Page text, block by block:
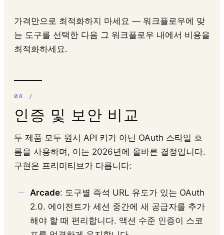
가격만으로 최적화하지 마세요 — 워크플로우에 맞
는 도구를 선택한 다음 그 워크플로우 내에서 비용을
최적화하세요.
인증 및 보안 비교
두 제품 모두 원시 API 키가 아닌 OAuth 스타일 흐
름을 사용하며, 이는 2026년에 올바른 결정입니다.
구현은 프리미티브가 다릅니다:
Arcade: 도구별 즉석 URL 유도가 있는 OAuth
2.0. 에이전트가 세션 중간에 새 공급자를 추가
해야 할 때 편리합니다. 액션 수준 인증이 스코